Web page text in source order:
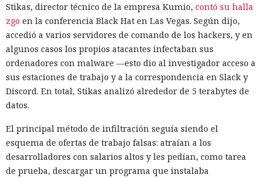
Stikas, director técnico de la empresa Kumio, contó su halla
zgo en la conferencia Black Hat en Las Vegas. Según dijo,
accedió a varios servidores de comando de los hackers, y en
algunos casos los propios atacantes infectaban sus
ordenadores con malware —esto dio al investigador acceso a
sus estaciones de trabajo y a la correspondencia en Slack y
Discord. En total, Stikas analizó alrededor de 5 terabytes de
datos.
El principal método de infiltración seguía siendo el
esquema de ofertas de trabajo falsas: atraían a los
desarrolladores con salarios altos y les pedían, como tarea
de prueba, descargar un programa que instalaba